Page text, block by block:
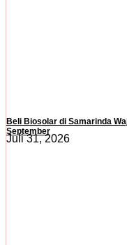
Beli Biosolar di Samarinda
September
Juli 31, 2026